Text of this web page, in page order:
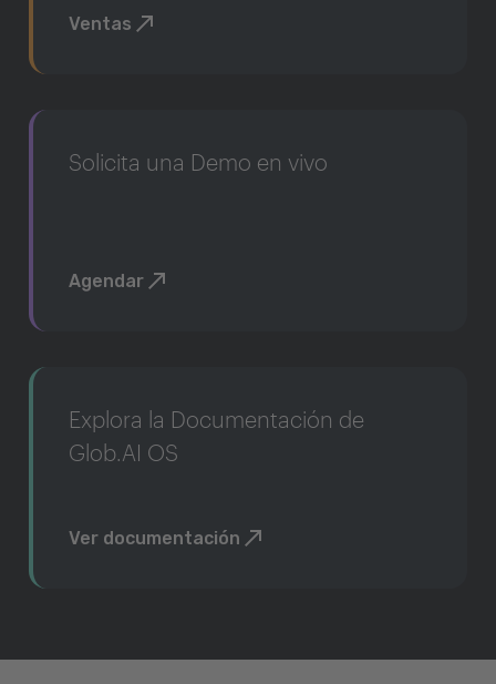
Ventas
Solicita una Demo en vivo
Agendar
Explora la Documentación de
Glob.AI OS
Ver documentación